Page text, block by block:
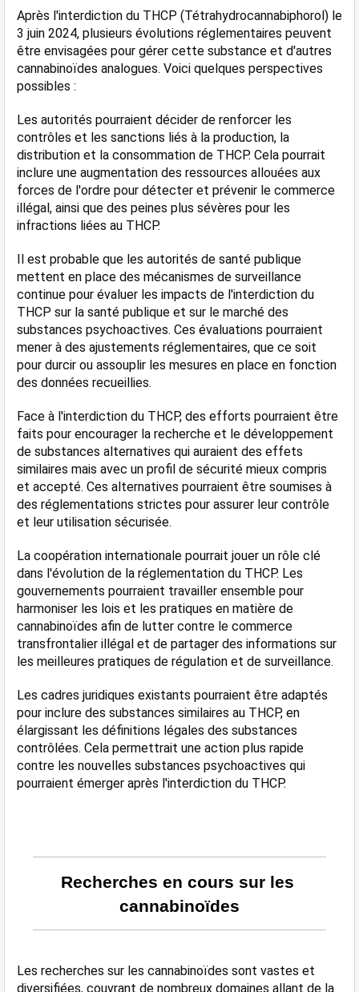
Après l'interdiction du THCP (Tétrahydrocannabiphorol) le
3 juin 2024, plusieurs évolutions réglementaires peuvent
être envisagées pour gérer cette substance et d'autres
cannabinoïdes analogues. Voici quelques perspectives
possibles :
Les autorités pourraient décider de renforcer les
contrôles et les sanctions liés à la production, la
distribution et la consommation de THCP. Cela pourrait
inclure une augmentation des ressources allouées aux
forces de l'ordre pour détecter et prévenir le commerce
illégal, ainsi que des peines plus sévères pour les
infractions liées au THCP.
Il est probable que les autorités de santé publique
mettent en place des mécanismes de surveillance
continue pour évaluer les impacts de l'interdiction du
THCP sur la santé publique et sur le marché des
substances psychoactives. Ces évaluations pourraient
mener à des ajustements réglementaires, que ce soit
pour durcir ou assouplir les mesures en place en fonction
des données recueillies.
Face à l'interdiction du THCP, des efforts pourraient être
faits pour encourager la recherche et le développement
de substances alternatives qui auraient des effets
similaires mais avec un profil de sécurité mieux compris
et accepté. Ces alternatives pourraient être soumises à
des réglementations strictes pour assurer leur contrôle
et leur utilisation sécurisée.
La coopération internationale pourrait jouer un rôle clé
dans l'évolution de la réglementation du THCP. Les
gouvernements pourraient travailler ensemble pour
harmoniser les lois et les pratiques en matière de
cannabinoïdes afin de lutter contre le commerce
transfrontalier illégal et de partager des informations sur
les meilleures pratiques de régulation et de surveillance.
Les cadres juridiques existants pourraient être adaptés
pour inclure des substances similaires au THCP, en
élargissant les définitions légales des substances
contrôlées. Cela permettrait une action plus rapide
contre les nouvelles substances psychoactives qui
pourraient émerger après l'interdiction du THCP.
Recherches en cours sur les
cannabinoïdes
Les recherches sur les cannabinoïdes sont vastes et
diversifiées, couvrant de nombreux domaines allant de la